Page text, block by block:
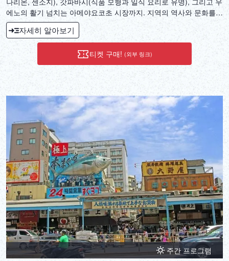
에노의 활기 넘치는 아메야요코초 시장까지. 지역의 역사와 문화를
탐험하는 여정입니다.
자세히 알아보기
티켓 구매! (외부 링크)
주간 프로그램